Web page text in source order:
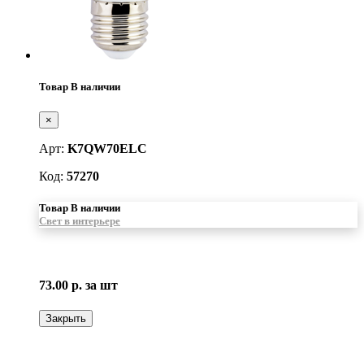
Товар В наличии
×
Арт: K7QW70ELC
Код: 57270
Товар В наличии
Свет в интерьере
73.00 р. за шт
Закрыть